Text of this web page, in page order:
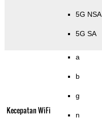
5G NSA
5G SA
Kecepatan WiFi
a
b
g
n